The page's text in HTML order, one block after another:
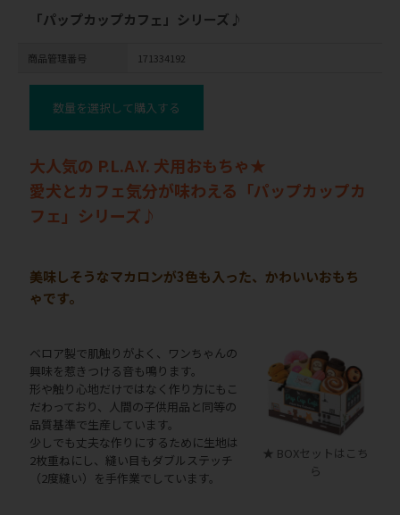
「パップカップカフェ」シリーズ♪
商品管理番号 171334192
数量を選択して購入する
大人気の P.L.A.Y. 犬用おもちゃ★
愛犬とカフェ気分が味わえる「パップカップカ
フェ」シリーズ♪
美味しそうなマカロンが3色も入った、かわいいおもち
ゃです。
★ BOXセットはこち
ら
ベロア製で肌触りがよく、ワンちゃんの
興味を惹きつける音も鳴ります。
形や触り心地だけではなく作り方にもこ
だわっており、人間の子供用品と同等の
品質基準で生産しています。
少しでも丈夫な作りにするために生地は
2枚重ねにし、縫い目もダブルステッチ
（2度縫い）を手作業でしています。